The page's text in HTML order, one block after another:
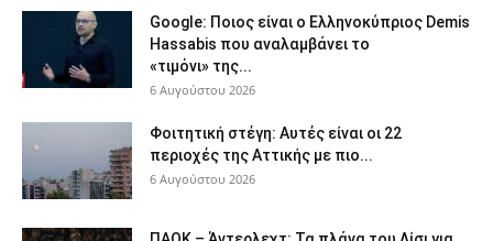
Google: Ποιος είναι ο Ελληνοκύπριος Demis
Hassabis που αναλαμβάνει το
«τιμόνι» της...
6 Αυγούστου 2026
Φοιτητική στέγη: Aυτές είναι οι 22
περιοχές της Αττικής με πιο...
6 Αυγούστου 2026